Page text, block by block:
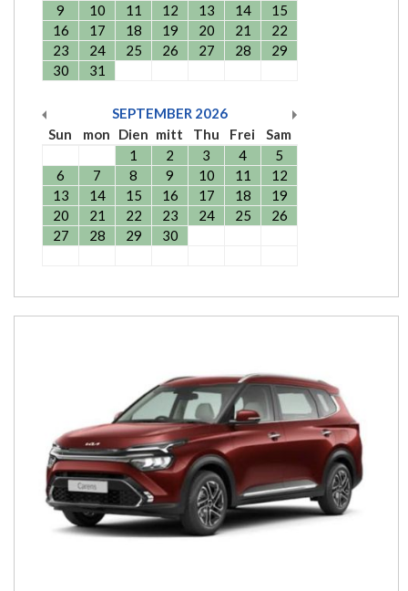
9
10 11 12 13 14
15
16
17 18 19 20 21
22
23
24 25 26 27 28
29
30
31
SEPTEMBER 2026
Sun
mon Dien mitt Thu Frei
Sam
1
2 3 4
5
6
7 8 9 10 11
12
13
14 15 16 17 18
19
20
21 22 23 24 25
26
27
28 29 30